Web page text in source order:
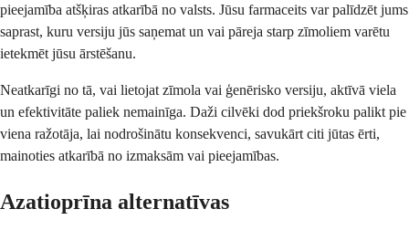
pieejamība atšķiras atkarībā no valsts. Jūsu farmaceits var palīdzēt jums
saprast, kuru versiju jūs saņemat un vai pāreja starp zīmoliem varētu
ietekmēt jūsu ārstēšanu.
Neatkarīgi no tā, vai lietojat zīmola vai ģenērisko versiju, aktīvā viela
un efektivitāte paliek nemainīga. Daži cilvēki dod priekšroku palikt pie
viena ražotāja, lai nodrošinātu konsekvenci, savukārt citi jūtas ērti,
mainoties atkarībā no izmaksām vai pieejamības.
Azatioprīna alternatīvas